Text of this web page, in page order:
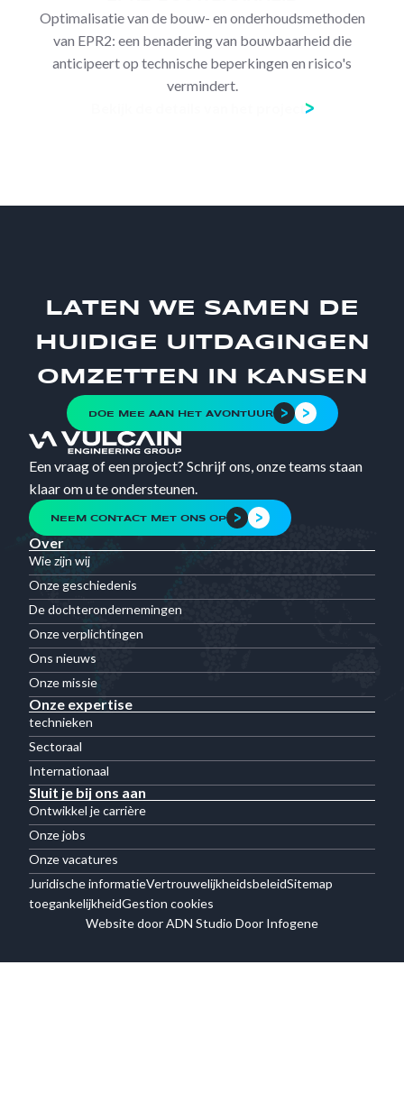
Optimalisatie van de bouw- en onderhoudsmethoden
van EPR2: een benadering van bouwbaarheid die
anticipeert op technische beperkingen en risico's
vermindert.
LATEN WE SAMEN DE
HUIDIGE UITDAGINGEN
OMZETTEN IN KANSEN
DOE MEE AAN HET AVONTUUR
Een vraag of een project? Schrijf ons, onze teams staan
klaar om u te ondersteunen.
NEEM CONTACT MET ONS OP
Over
Wie zijn wij
Onze geschiedenis
De dochterondernemingen
Onze verplichtingen
Ons nieuws
Onze missie
Onze expertise
technieken
Sectoraal
Internationaal
Sluit je bij ons aan
Ontwikkel je carrière
Onze jobs
Onze vacatures
Juridische informatieVertrouwelijkheidsbeleidSitemap
toegankelijkheidGestion cookies
Website door ADN Studio Door Infogene